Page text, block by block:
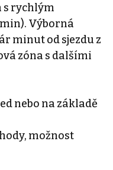
s rychlým
Výborná
minut od sjezdu z
zóna s dalšími
nebo na základě
možnost